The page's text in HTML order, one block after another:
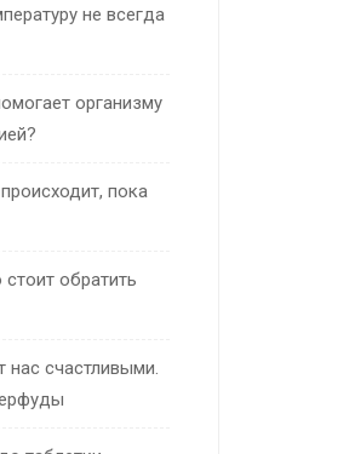
не всегда
организму
пока
обратить
нас счастливыми.